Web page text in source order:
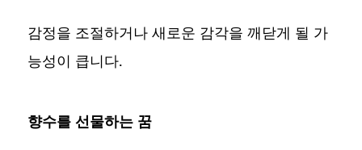
감정을 조절하거나 새로운 감각을 깨닫게 될 가
능성이 큽니다.
향수를 선물하는 꿈